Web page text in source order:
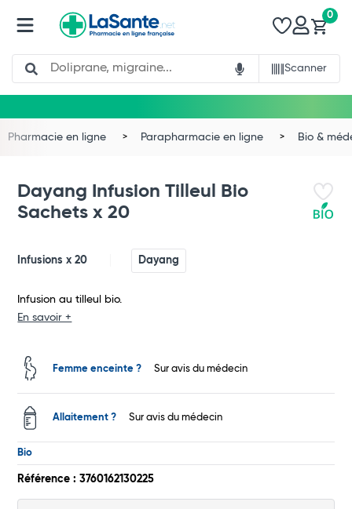
Search
Scanner
0
Total
Pharmacie en ligne Parapharmacie en ligne Bio &
Dayang Infusion Tilleul Bio
Sachets x 20
Infusions x 20 Dayang
Infusion au tilleul bio.
En savoir +
Femme enceinte ? Sur avis du médecin
Allaitement ? Sur avis du médecin
Bio
Référence : 3760162130225